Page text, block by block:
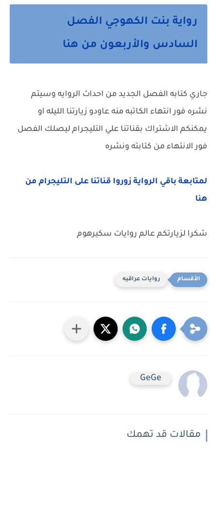
رواية بنت الكهوجي الفصل
السادس والأربعون من هنا
جاري كتابه الفصل الجديد من احداث الروايه وسيتم
نشره فور انتهاء الكاتبه منه عاودو زيارتنا الليله او
يمكنكم الاشتراك بقناتنا علي التليجرام ليصلك الفصل
فور الانتهاء من كتابته ونشره
لمتابعة باقي الرواية زوروا قناتنا على التليجرام من
هنا
شكرا لزيارتكم عالم روايات سكيرهوم
روايات عراقيه
GeGe
مقالات قد تهمك